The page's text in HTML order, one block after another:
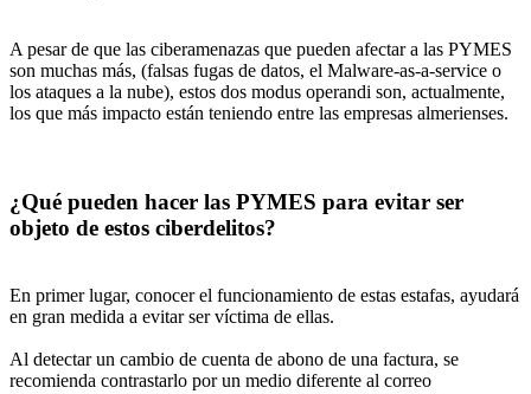
A pesar de que las ciberamenazas que pueden afectar a las PYMES
son muchas más, (falsas fugas de datos, el Malware-as-a-service o
los ataques a la nube), estos dos modus operandi son, actualmente,
los que más impacto están teniendo entre las empresas almerienses.
¿Qué pueden hacer las PYMES para evitar ser
objeto de estos ciberdelitos?
En primer lugar, conocer el funcionamiento de estas estafas, ayudará
en gran medida a evitar ser víctima de ellas.
Al detectar un cambio de cuenta de abono de una factura, se
recomienda contrastarlo por un medio diferente al correo